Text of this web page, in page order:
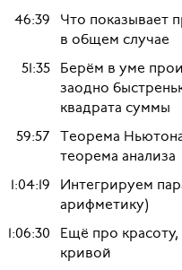
46:39 Что показывает
в общем случае
51:35 Берём в уме
заодно
квадрата суммы
59:57 Теорема
теорема анализа
1:04:19 Интегрируем
арифметику)
1:06:30 Ещё про
кривой